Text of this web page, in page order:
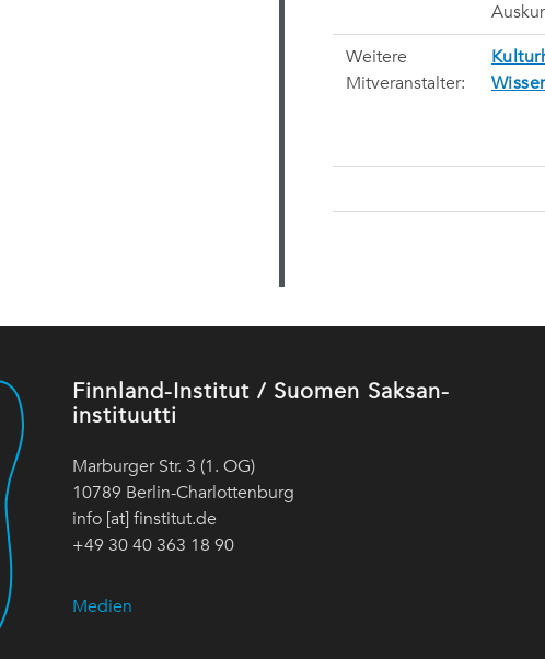
Weitere
Mitveranstalter:
Finnland-Institut / Suomen Saksan-
instituutti
Marburger Str. 3 (1. OG)
10789 Berlin-Charlottenburg
info [at] finstitut.de
+49 30 40 363 18 90
Medien